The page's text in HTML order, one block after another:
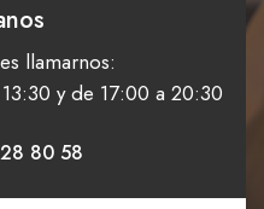
llamarnos:
y de 17:00 a 20:30
80 58